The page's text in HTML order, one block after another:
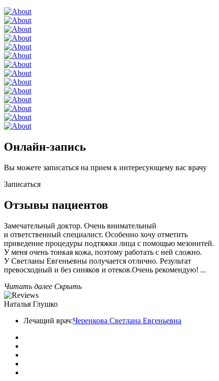
Онлайн-запись
Вы можете записаться на прием к интересующему вас врачу
Записаться
Отзывы пациентов
Замечательный доктор. Очень внимательный
и ответственный специалист. Особенно хочу отметить
приведение процедуры подтяжки лица с помощью мезонитей.
У меня очень тонкая кожа, поэтому работать с ней сложно.
У Светланы Евгеньевны получается отлично. Результат
превосходный и без синяков и отеков.Очень рекомендую! ...
Читать далее Скрыть
Наталья Глушко
Лечащий врач:Черенкова Светлана Евгеньевна